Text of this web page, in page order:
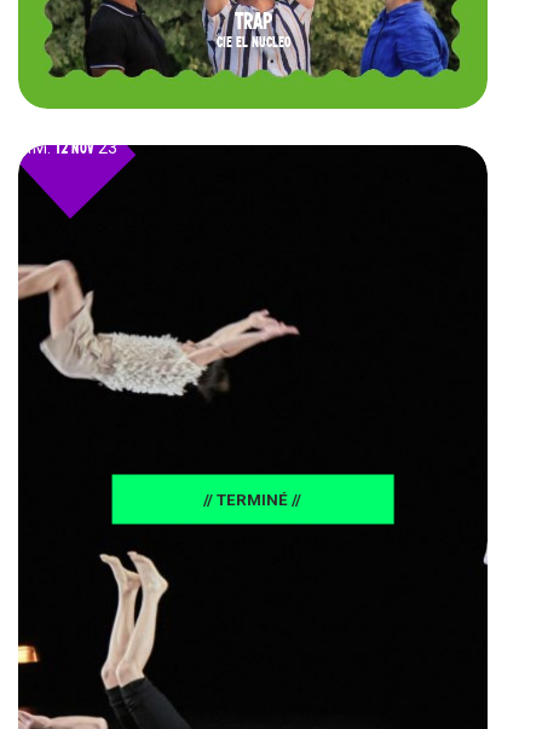
TRAP
CIE EL NUCLEO
DIM.12 NOV23
// TERMINÉ //